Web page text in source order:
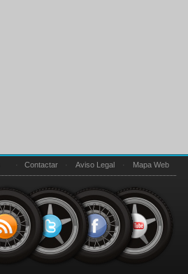
· Contactar · Aviso Legal · Mapa Web